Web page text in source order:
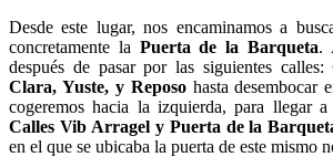
Desde este lugar, nos encaminamos a
concretamente la Puerta de la Barqueta.
después de pasar por las siguientes calles:
Clara, Yuste, y Reposohasta desembocar
cogeremos hacia la izquierda, para llegar
Calles Vib Arragel y Puerta de la
en el que se ubicaba la puerta de este mismo